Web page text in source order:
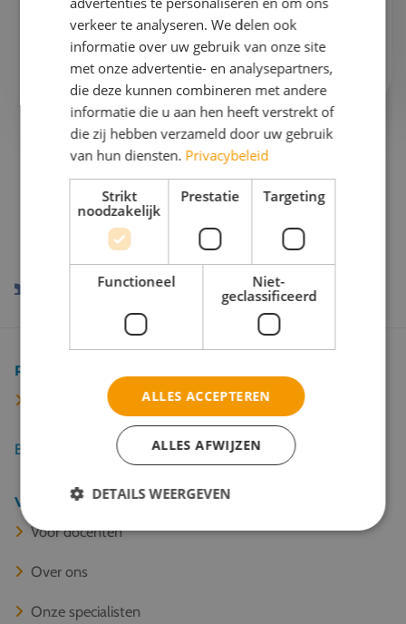
Bel mij op076 522 30 57
Of stuur mijeen e-mail
Onze reispartners
Populaire bestemmingen
Bekijk alle 67 bestemmingen
Veel gelezen
Voor docenten
Over ons
Onze specialisten
verkeer te analyseren. We delen ook
informatie over uw gebruik van onze site
met onze advertentie- en analysepartners,
die deze kunnen combineren met andere
informatie die u aan hen heeft verstrekt of
die zij hebben verzameld door uw gebruik
van hun diensten. Privacybeleid
Strikt
noodzakelijk
Prestatie Targeting
Functioneel
Niet-
geclassificeerd
ALLES ACCEPTEREN
ALLES AFWIJZEN
DETAILS WEERGEVEN